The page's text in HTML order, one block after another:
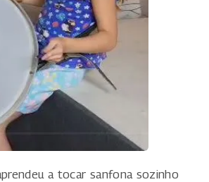
a tocar sanfona sozinho